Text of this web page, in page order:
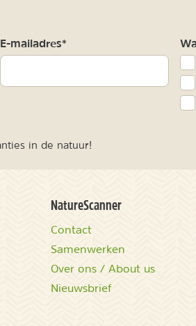
E-mailadres*
in de natuur!
NatureScanner
Contact
Samenwerken
Over ons / About us
Nieuwsbrief